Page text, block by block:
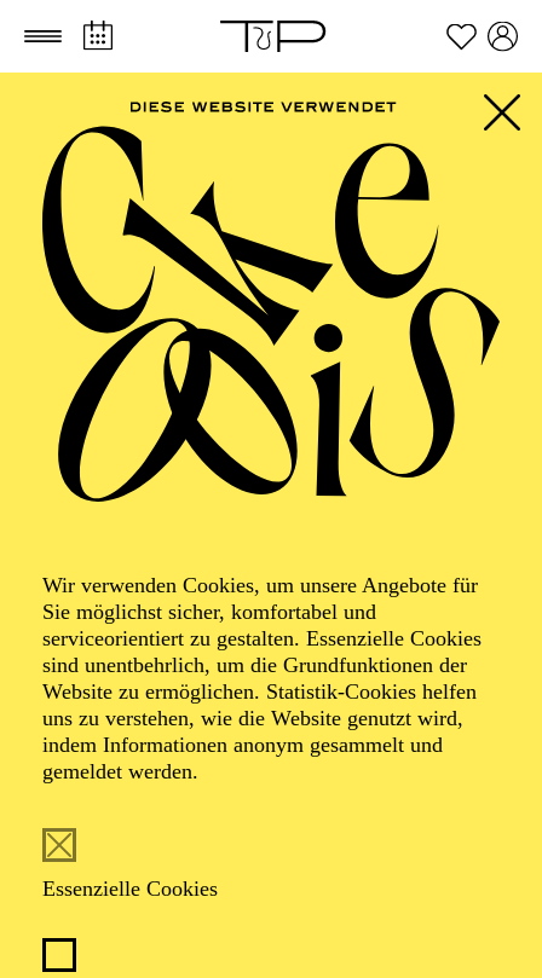
Zum Hauptinhalt springen Zum Footer springen
Wir verwenden Cookies, um unsere Angebote für
Sie möglichst sicher, komfortabel und
serviceorientiert zu gestalten. Essenzielle Cookies
sind unentbehrlich, um die Grundfunktionen der
Website zu ermöglichen. Statistik-Cookies helfen
uns zu verstehen, wie die Website genutzt wird,
indem Informationen anonym gesammelt und
gemeldet werden.
Essenzielle Cookies
SCHAUSPIEL ESSEN
Show­time (ein ent­
täu­schen­der
Abend)
von Felix Krakau